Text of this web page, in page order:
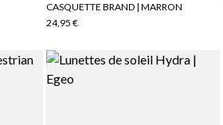
CASQUETTE BRAND | MARRON
24,95 €